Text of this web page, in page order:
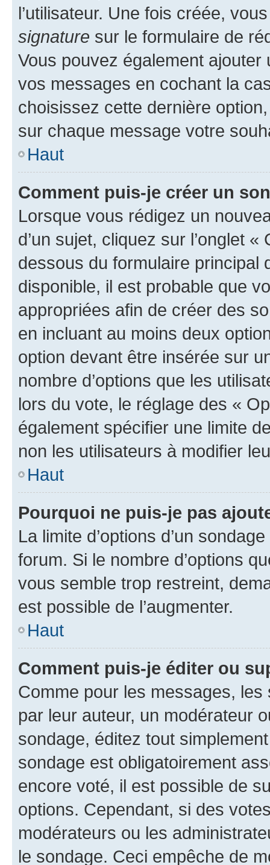
l’utilisateur. Une fois créée,
signature sur le formulaire de
Vous pouvez également
vos messages en cochant la
choisissez cette dernière
sur chaque message votre
Haut
Comment puis-je créer un
Lorsque vous rédigez un
d’un sujet, cliquez sur l’onglet
dessous du formulaire principal
disponible, il est probable que
appropriées afin de créer des
en incluant au moins deux
option devant être insérée sur
nombre d’options que les
lors du vote, le réglage des «
également spécifier une limite
non les utilisateurs à modifier
Haut
Pourquoi ne puis-je pas
La limite d’options d’un
forum. Si le nombre d’options
vous semble trop restreint,
est possible de l’augmenter.
Haut
Comment puis-je éditer ou
Comme pour les messages,
par leur auteur, un modérateur
sondage, éditez tout
sondage est obligatoirement
encore voté, il est possible de
options. Cependant, si des
modérateurs ou les
le sondage. Ceci empêche de